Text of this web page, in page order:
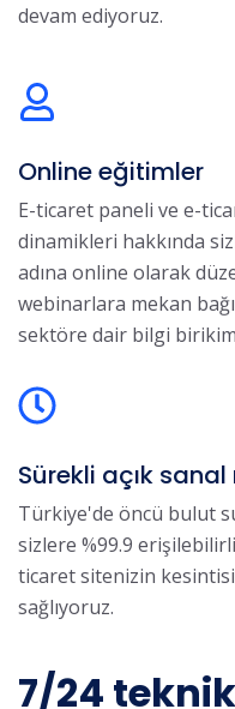
devam ediyoruz.
Online eğitimler
E-ticaret paneli ve e-
dinamikleri hakkında
adına online olarak
webinarlara mekan
sektöre dair bilgi
Sürekli açık
Türkiye'de öncü bulut
sizlere %99.9
ticaret sitenizin
sağlıyoruz.
7/24